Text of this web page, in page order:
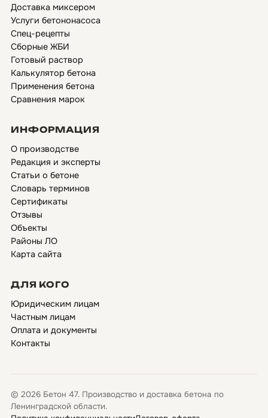
Доставка миксером
Услуги бетононасоса
Спец-рецепты
Сборные ЖБИ
Готовый раствор
Калькулятор бетона
Применения бетона
Сравнения марок
ИНФОРМАЦИЯ
О производстве
Редакция и эксперты
Статьи о бетоне
Словарь терминов
Сертификаты
Отзывы
Объекты
Районы ЛО
Карта сайта
ДЛЯ КОГО
Юридическим лицам
Частным лицам
Оплата и документы
Контакты
© 2026 Бетон 47. Производство и доставка бетона по
Ленинградской области.